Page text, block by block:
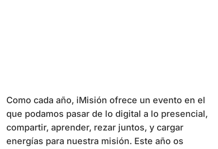
Como cada año, iMisión ofrece un evento en el
que podamos pasar de lo digital a lo presencial,
compartir, aprender, rezar juntos, y cargar
energías para nuestra misión. Este año os